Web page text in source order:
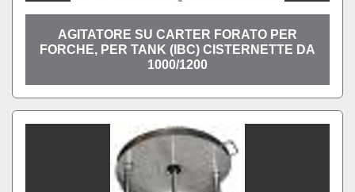
AGITATORE SU CARTER FORATO PER
FORCHE, PER TANK (IBC) CISTERNETTE DA
1000/1200